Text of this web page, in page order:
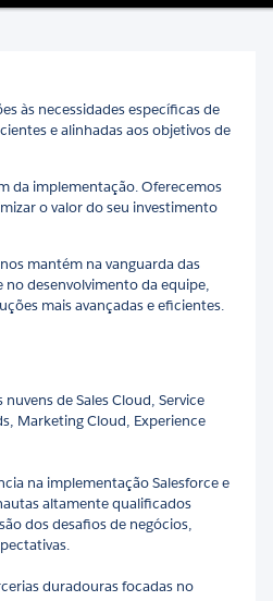
às necessidades específicas de
e alinhadas aos objetivos de
da implementação. Oferecemos
o valor do seu investimento
mantém na vanguarda das
desenvolvimento da equipe,
mais avançadas e eficientes.
de Sales Cloud, Service
Marketing Cloud, Experience
na implementação Salesforce e
altamente qualificados
dos desafios de negócios,
duradouras focadas no